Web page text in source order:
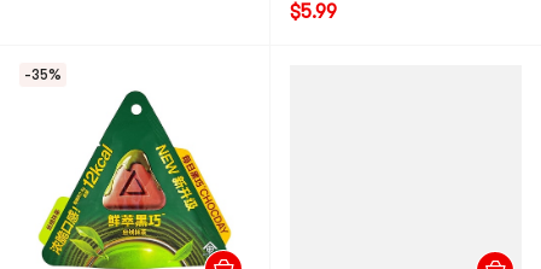
$5.99
-35%